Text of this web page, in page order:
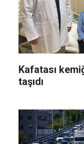
Kafatası
taşıdı